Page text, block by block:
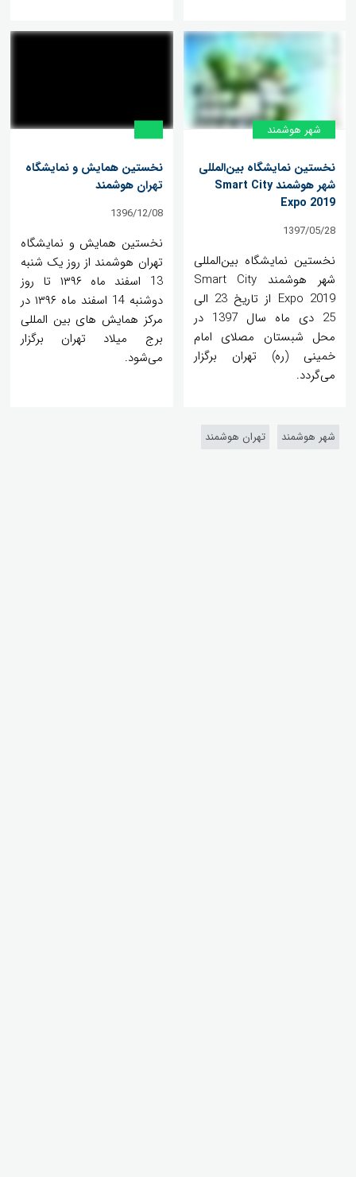
شهر هوشمند
نخستین نمایشگاه بین‌المللی
شهر هوشمند Smart City
Expo 2019
1397/05/28
نخستین نمایشگاه بین‌المللی
شهر هوشمند Smart City
Expo 2019 از تاریخ 23 الی
25 دی ماه سال 1397 در
محل شبستان مصلای امام
خمینی (ره) تهران برگزار
می‌گردد.
نخستین همایش و نمایشگاه
تهران هوشمند
1396/12/08
نخستین همایش و نمایشگاه
تهران هوشمند از روز یک شنبه
13 اسفند ماه ۱۳۹۶ تا روز
دوشنبه 14 اسفند ماه ۱۳۹۶ در
مرکز همایش های بین المللی
برج میلاد تهران برگزار
می‌شود.
شهر هوشمند تهران هوشمند